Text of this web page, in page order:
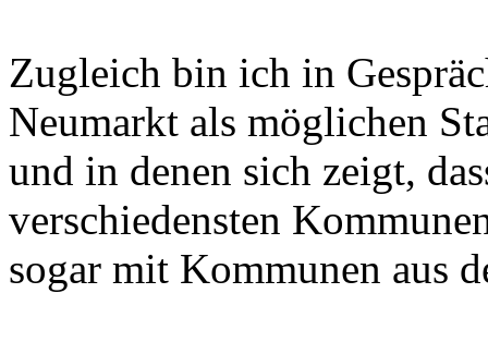
Zugleich bin ich in
Neumarkt als möglichen
und in denen sich zeigt,
verschiedensten
sogar mit Kommunen aus